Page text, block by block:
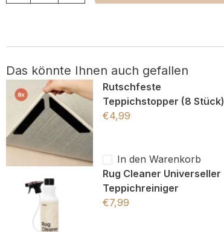
Das könnte Ihnen auch gefallen
Rutschfeste
Teppichstopper (8 Stück)
€4,99
In den Warenkorb
Rug Cleaner Universeller
Teppichreiniger
€7,99